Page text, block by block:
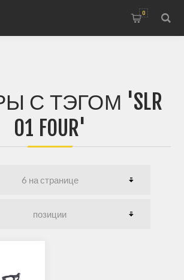
0
С ТЭГОМ 'SLR
01 FOUR'